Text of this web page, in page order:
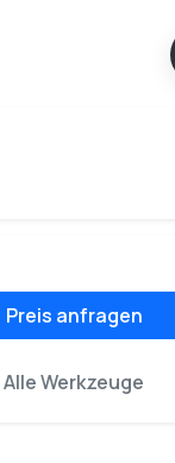
Preis anfragen
Alle Werkzeuge